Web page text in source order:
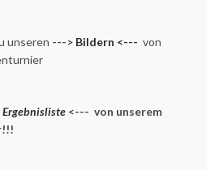
unseren ---> Bildern <--- von
Ergebnisliste <--- von unserem